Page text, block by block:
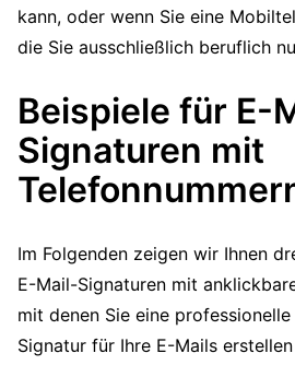
kann, oder wenn Sie eine
die Sie ausschließlich beruflich
Beispiele für E-
Signaturen mit
Im Folgenden zeigen wir Ihnen
E-Mail-Signaturen mit
mit denen Sie eine
Signatur für Ihre E-Mails